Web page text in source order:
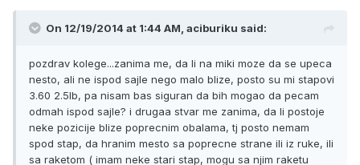
On 12/19/2014 at 1:44 AM, aciburiku said:
pozdrav kolege...zanima me, da li na miki moze da se upeca
nesto, ali ne ispod sajle nego malo blize, posto su mi stapovi
3.60 2.5lb, pa nisam bas siguran da bih mogao da pecam
odmah ispod sajle? i drugaa stvar me zanima, da li postoje
neke pozicije blize poprecnim obalama, tj posto nemam
spod stap, da hranim mesto sa poprecne strane ili iz ruke, ili
sa raketom ( imam neke stari stap, mogu sa njim raketu